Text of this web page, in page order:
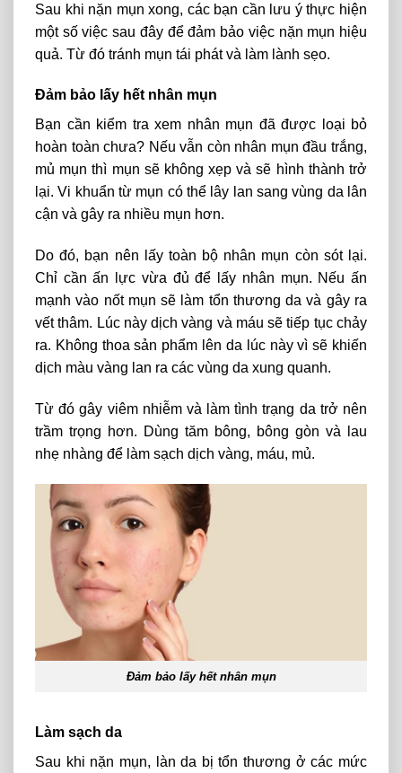
Sau khi nặn mụn xong, các bạn cần lưu ý thực hiện
một số việc sau đây để đảm bảo việc nặn mụn hiệu
quả. Từ đó tránh mụn tái phát và làm lành sẹo.
Đảm bảo lấy hết nhân mụn
Bạn cần kiểm tra xem nhân mụn đã được loại bỏ
hoàn toàn chưa? Nếu vẫn còn nhân mụn đầu trắng,
mủ mụn thì mụn sẽ không xẹp và sẽ hình thành trở
lại. Vi khuẩn từ mụn có thể lây lan sang vùng da lân
cận và gây ra nhiều mụn hơn.
Do đó, bạn nên lấy toàn bộ nhân mụn còn sót lại.
Chỉ cần ấn lực vừa đủ để lấy nhân mụn. Nếu ấn
mạnh vào nốt mụn sẽ làm tổn thương da và gây ra
vết thâm. Lúc này dịch vàng và máu sẽ tiếp tục chảy
ra. Không thoa sản phẩm lên da lúc này vì sẽ khiến
dịch màu vàng lan ra các vùng da xung quanh.
Từ đó gây viêm nhiễm và làm tình trạng da trở nên
trầm trọng hơn. Dùng tăm bông, bông gòn và lau
nhẹ nhàng để làm sạch dịch vàng, máu, mủ.
Đảm bảo lấy hết nhân mụn
Làm sạch da
Sau khi nặn mụn, làn da bị tổn thương ở các mức